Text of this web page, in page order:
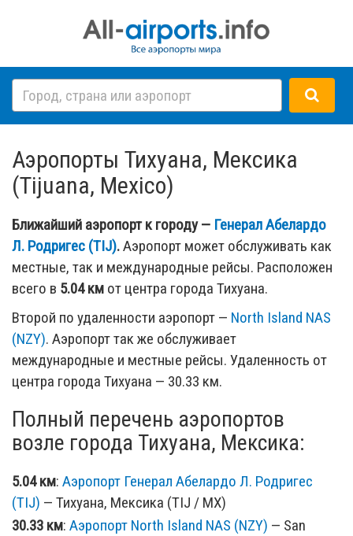
Аэропорты Тихуана, Мексика
(Tijuana, Mexico)
Ближайший аэропорт к городу — Генерал Абелардо
Л. Родригес (TIJ).Аэропорт может обслуживать как
местные, так и международные рейсы. Расположен
всего в 5.04 км от центра города Тихуана.
Второй по удаленности аэропорт — North Island NAS
(NZY). Аэропорт так же обслуживает
международные и местные рейсы. Удаленность от
центра города Тихуана — 30.33 км.
Полный перечень аэропортов
возле города Тихуана, Мексика:
5.04 км: Аэропорт Генерал Абелардо Л. Родригес
(TIJ) — Тихуана, Мексика (TIJ / MX)
30.33 км: Аэропорт North Island NAS (NZY) — San